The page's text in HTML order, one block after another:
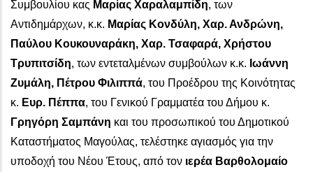
Συμβουλίου κας Μαρίας Χαραλαμπίδη, των
Αντιδημάρχων, κ.κ. Μαρίας Κονδύλη, Χαρ. Ανδρώνη,
Παύλου Κουκουναράκη, Χαρ. Τσαφαρά, Χρήστου
Τρυπιτσίδη, των εντεταλμένων συμβούλων κ.κ. Ιωάννη
Ζυμάλη, Πέτρου Φιλιππά, του Προέδρου της Κοινότητας
κ. Ευρ. Πέππα, του Γενικού Γραμματέα του Δήμου κ.
Γρηγόρη Σαμπάνη και του προσωπικού του Δημοτικού
Καταστήματος Μαγούλας, τελέστηκε αγιασμός για την
υποδοχή του Νέου Έτους, από τον ιερέα Βαρθολομαίο